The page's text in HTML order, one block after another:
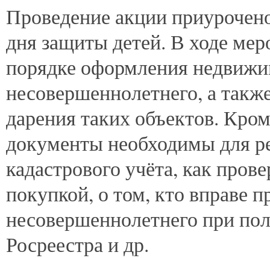
Проведение акции
дня защиты детей. В ходе
порядке оформления
несовершеннолетнего, а
дарения таких объектов.
документы необходимы для
кадастрового учёта, как
покупкой, о том, кто вправе
несовершеннолетнего при
Росреестра и др.